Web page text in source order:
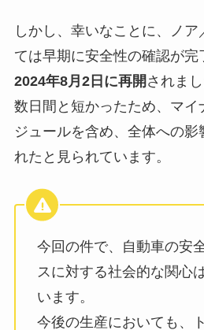
しかし、幸いなことに、ノア
ては早期に安全性の確認が完
2024年8月2日に再開 されま
数日間と短かったため、マイ
ジュールを含め、全体への影
れたと見られています。
今回の件で、自動車の安
スに対する社会的な関心
います。
今後の生産においても、